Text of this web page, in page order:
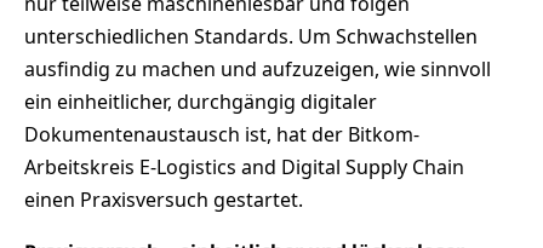
unterschiedlichen Standards. Um Schwachstellen
ausfindig zu machen und aufzuzeigen, wie sinnvoll
ein einheitlicher, durchgängig digitaler
Dokumentenaustausch ist, hat der Bitkom-
Arbeitskreis E-Logistics and Digital Supply Chain
einen Praxisversuch gestartet.